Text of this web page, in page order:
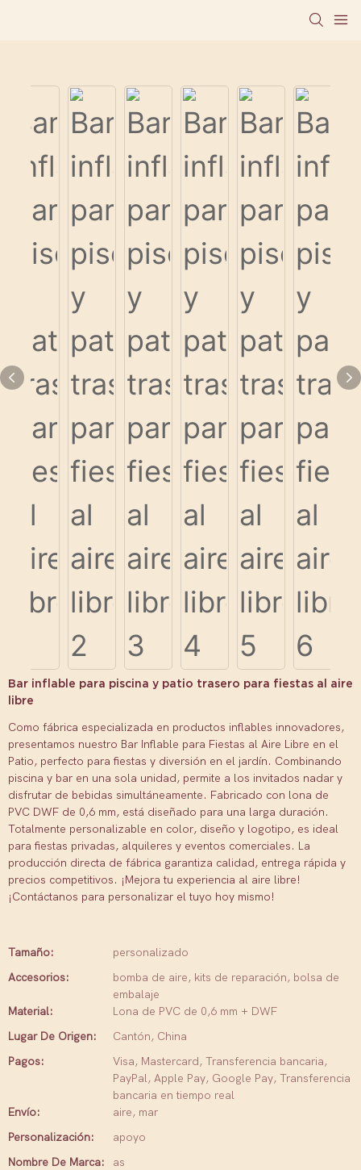
Bar inflable para piscina y patio trasero para fiestas al aire
libre
Como fábrica especializada en productos inflables innovadores,
presentamos nuestro Bar Inflable para Fiestas al Aire Libre en el
Patio, perfecto para fiestas y diversión en el jardín. Combinando
piscina y bar en una sola unidad, permite a los invitados nadar y
disfrutar de bebidas simultáneamente. Fabricado con lona de
PVC DWF de 0,6 mm, está diseñado para una larga duración.
Totalmente personalizable en color, diseño y logotipo, es ideal
para fiestas privadas, alquileres y eventos comerciales. La
producción directa de fábrica garantiza calidad, entrega rápida y
precios competitivos. ¡Mejora tu experiencia al aire libre!
¡Contáctanos para personalizar el tuyo hoy mismo!
Tamaño:
personalizado
Accesorios:
bomba de aire, kits de reparación, bolsa de
embalaje
Material:
Lona de PVC de 0,6 mm + DWF
Lugar De Origen:
Cantón, China
Pagos:
Visa, Mastercard, Transferencia bancaria,
PayPal, Apple Pay, Google Pay, Transferencia
bancaria en tiempo real
Envío:
aire, mar
Personalización:
apoyo
Nombre De Marca:
as